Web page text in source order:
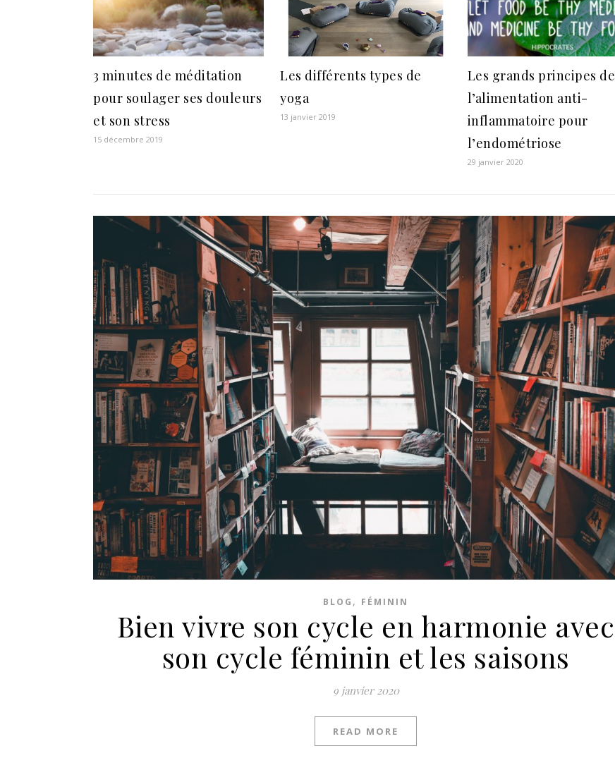
3 minutes de méditation
pour soulager ses douleurs
et son stress
15 décembre 2019
Les différents types de
yoga
13 janvier 2019
Les grands principes de
l’alimentation anti-
inflammatoire pour
l’endométriose
29 janvier 2020
BLOG , FÉMININ
Bien vivre son cycle en harmonie avec
son cycle féminin et les saisons
9 janvier 2020
READ MORE